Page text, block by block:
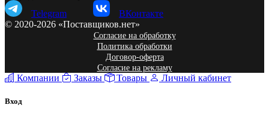
Telegram
ВКонтакте
© 2020-2026 «Поставщиков.нет»
Согласие на обработку
Политика обработки
Договор-оферта
Согласие на рекламу
Компании Заказы Товары Личный кабинет
Вход